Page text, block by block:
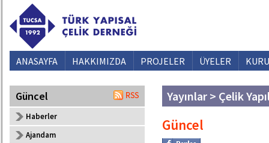
ANASAYFA HAKKIMIZDA PROJELER ÜYELER
Güncel
Haberler
Ajandam
Yayınlar > Çelik
Güncel